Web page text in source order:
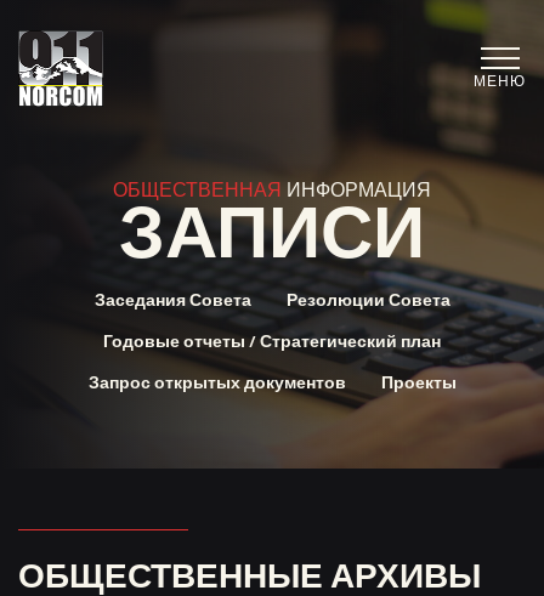
МЕНЮ
ОБЩЕСТВЕННАЯ ИНФОРМАЦИЯ
ЗАПИСИ
Заседания Совета Резолюции Совета
Годовые отчеты / Стратегический план
Запрос открытых документов Проекты
ОБЩЕСТВЕННЫЕ АРХИВЫ